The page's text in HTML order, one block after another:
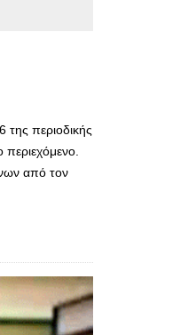
περιοδικής
από τον